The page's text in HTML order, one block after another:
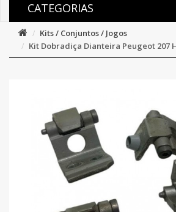
CATEGORIAS
Kits / Conjuntos / Jogos
Kit Dobradiça Dianteira Peugeot 207